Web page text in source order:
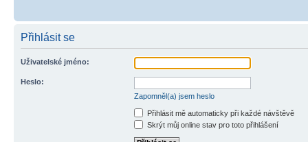
Přihlásit se
Uživatelské jméno:
Heslo:
Zapomněl(a) jsem heslo
Přihlásit mě automaticky při každé návštěvě
Skrýt můj online stav pro toto přihlášení